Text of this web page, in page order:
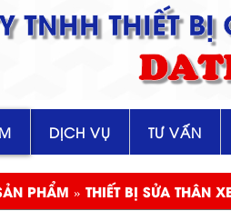
TNHH THIẾT
DỊCH VỤ TƯ VẤN
PHẨM » THIẾT BỊ SỬA THÂN